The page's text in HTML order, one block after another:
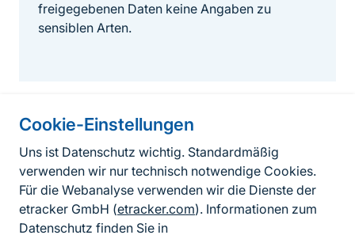
Cookie-Einstellungen
Uns ist Datenschutz wichtig. Standardmäßig
verwenden wir nur technisch notwendige Cookies.
Für die Webanalyse verwenden wir die Dienste der
etracker GmbH (etracker.com). Informationen zum
Datenschutz finden Sie in
freigegebenen Daten keine Angaben zu
sensiblen Arten.
Informationen zur Seite
FußzeileKontakt zum BfN
Kontaktformular